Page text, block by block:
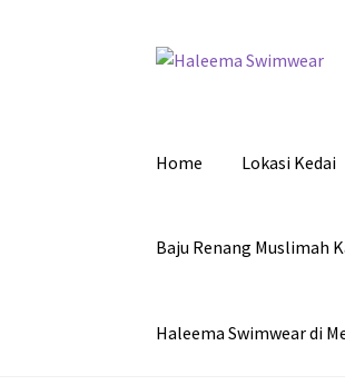
Skip
Skip
Home Lokasi Kedai
Baju Renang Muslimah
Haleema Swimwear di